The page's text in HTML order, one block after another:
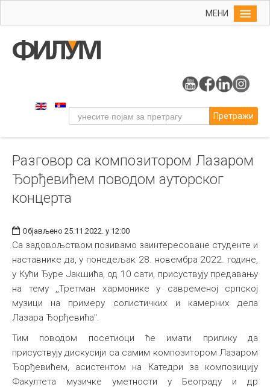
МЕНИ
Упис
Уметност
Музичка уметност
Примењена и ликовна уметност
Галерија
Библиотека
Студенти
Међународна
Претражи
Разговор са композитором Лазаром
Ђорђевићем поводом ауторског
концерта
Објављено 25.11.2022. у 12:00
Са задовољством позивамо заинтересоване студенте и
наставнике да, у понедељак 28. новембра 2022. године,
у Кући Ђуре Јакшића, од 10 сати, присуствују предавању
на тему ,,Третман хармонике у савременој српској
музици на примеру солистичких и камерних дела
Лазара Ђорђевића".
Тим поводом посетиоци ће имати прилику да
присуствују дискусији са самим композитором Лазаром
Ђорђевићем, асистентом на Катедри за композицију
Факултета музичке уметности у Београду и др